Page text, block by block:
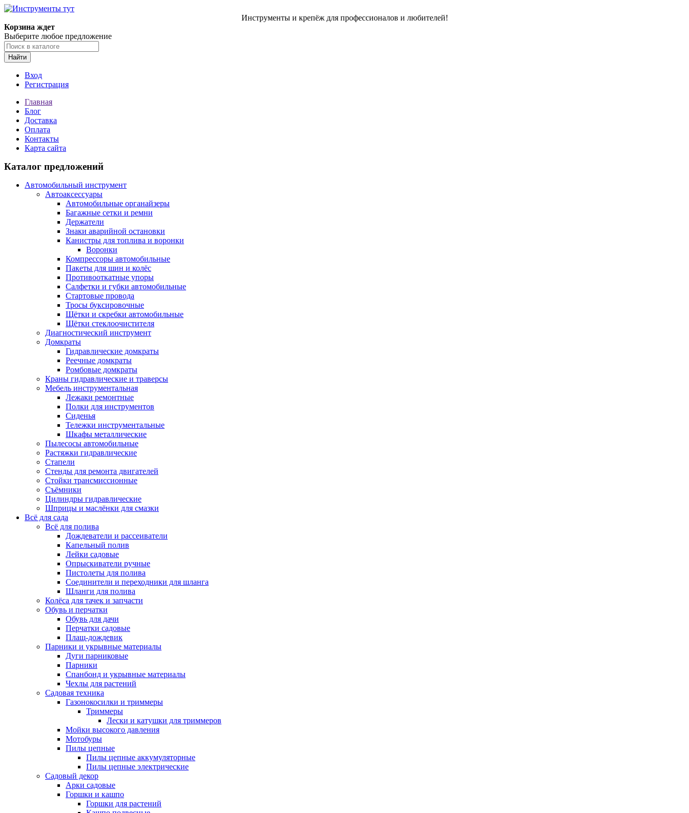
Инструменты и крепёж для профессионалов и любителей!
Корзина ждет
Выберите любое предложение
Найти
Вход
Регистрация
Главная
Блог
Доставка
Оплата
Контакты
Карта сайта
Каталог предложений
Автомобильный инструмент
Автоаксессуары
Автомобильные органайзеры
Багажные сетки и ремни
Держатели
Знаки аварийной остановки
Канистры для топлива и воронки
Воронки
Компрессоры автомобильные
Пакеты для шин и колёс
Противооткатные упоры
Салфетки и губки автомобильные
Стартовые провода
Тросы буксировочные
Щётки и скребки автомобильные
Щётки стеклоочистителя
Диагностический инструмент
Домкраты
Гидравлические домкраты
Реечные домкраты
Ромбовые домкраты
Краны гидравлические и траверсы
Мебель инструментальная
Лежаки ремонтные
Полки для инструментов
Сиденья
Тележки инструментальные
Шкафы металлические
Пылесосы автомобильные
Растяжки гидравлические
Стапели
Стенды для ремонта двигателей
Стойки трансмиссионные
Съёмники
Цилиндры гидравлические
Шприцы и маслёнки для смазки
Всё для сада
Всё для полива
Дождеватели и рассеиватели
Капельный полив
Лейки садовые
Опрыскиватели ручные
Пистолеты для полива
Соединители и переходники для шланга
Шланги для полива
Колёса для тачек и запчасти
Обувь и перчатки
Обувь для дачи
Перчатки садовые
Плащ-дождевик
Парники и укрывные материалы
Дуги парниковые
Парники
Спанбонд и укрывные материалы
Чехлы для растений
Садовая техника
Газонокосилки и триммеры
Триммеры
Лески и катушки для триммеров
Мойки высокого давления
Мотобуры
Пилы цепные
Пилы цепные аккумуляторные
Пилы цепные электрические
Садовый декор
Арки садовые
Горшки и кашпо
Горшки для растений